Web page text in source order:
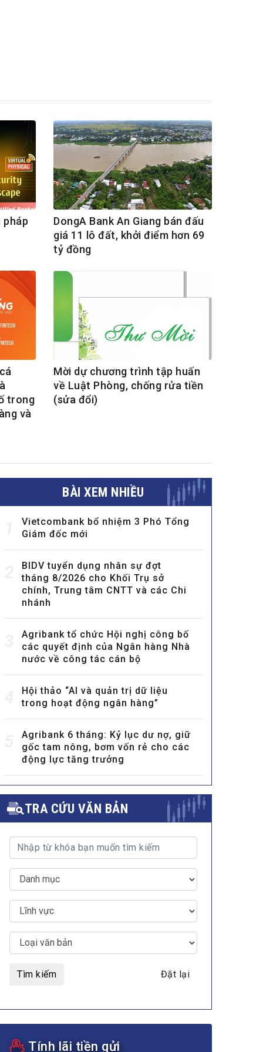
pháp
DongA Bank An Giang bán đấu
giá 11 lô đất, khởi điểm hơn 69
tỷ đồng
trong
và
Mời dự chương trình tập huấn
về Luật Phòng, chống rửa tiền
(sửa đổi)
BÀI XEM NHIỀU
Vietcombank bổ nhiệm 3 Phó Tổng
Giám đốc mới
BIDV tuyển dụng nhân sự đợt
tháng 8/2026 cho Khối Trụ sở
chính, Trung tâm CNTT và các Chi
nhánh
Agribank tổ chức Hội nghị công bố
các quyết định của Ngân hàng Nhà
nước về công tác cán bộ
Hội thảo “AI và quản trị dữ liệu
trong hoạt động ngân hàng”
Agribank 6 tháng: Kỷ lục dư nợ, giữ
gốc tam nông, bơm vốn rẻ cho các
động lực tăng trưởng
TRA CỨU VĂN BẢN
Tìm kiếm Đặt lại
Tính lãi tiền gửi